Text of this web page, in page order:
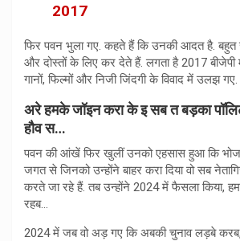
2017
फिर पवन भुला गए. कहते हैं कि उनकी आदत है. बहुत से
और दोस्तों के लिए कर देते हैं. लगता है 2017
गानों, फिल्मों और निजी जिंदगी के विवाद में उलझ गए.
अरे हमके जॉइन करा के इ सब त बड़का
हौव स…
पवन की आंखें फिर खुलीं उनको एहसास हुआ कि
जगत से जिनको उन्होंने बाहर करा दिया वो सब
करते जा रहे हैं. तब उन्होंने 2024 में फैसला किया,
रहब…
2024 में जब वो अड़ गए कि अबकी चुनाव लड़बे करब,